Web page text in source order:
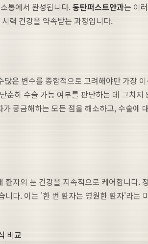
통에서 완성됩니다.동탄퍼스트안과는 이
력 건강을 약속받는 과정입니다.
은 변수를 종합적으로 고려해야만 가장
순히 수술 가능 여부를 판단하는 데 그치지
궁금해하는 모든 점을 해소하고, 수술에
자의 눈 건강을 지속적으로 케어합니다.
다. 이는 '한 번 환자는 영원한 환자'라는
비교